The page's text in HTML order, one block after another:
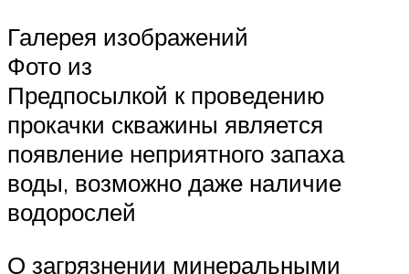
Галерея изображений
Фото из
Предпосылкой к проведению
прокачки скважины является
появление неприятного запаха
воды, возможно даже наличие
водорослей
О загрязнении минеральными